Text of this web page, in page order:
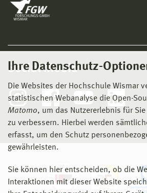
Ihre Datenschutz-
Die Websites der Hochschule Wismar
statistischen Webanalyse die Open-
Matomo, um das Nutzererlebnis für
zu verbessern. Hierbei werden
erfasst, um den Schutz
gewährleisten.
Sie können hier entscheiden, ob die
Interaktionen mit dieser Website
Social Media